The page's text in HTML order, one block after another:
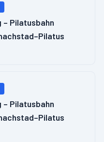
Pilatusbahn
Pilatusbahn